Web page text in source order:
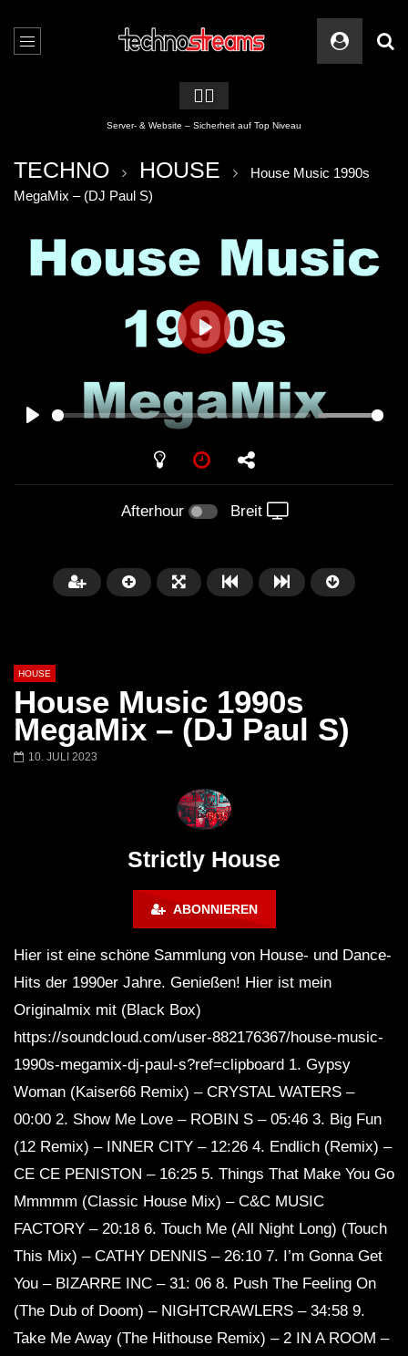
🏳️‍🌈
Server- & Website – Sicherheit auf Top Niveau
TECHNO HOUSE
House Music 1990s
MegaMix – (DJ Paul S)
PLAY
Afterhour Breit
Honey Dijon- Escenario Villa
Maravilla @ Tecate Pal Norte
HOUSE
House Music 1990s
MegaMix – (DJ Paul S)
10. JULI 2023
Strictly House
ABONNIEREN
Hier ist eine schöne Sammlung von House- und Dance-
Hits der 1990er Jahre. Genießen! Hier ist mein
Originalmix mit (Black Box)
https://soundcloud.com/user-882176367/house-music-
1990s-megamix-dj-paul-s?ref=clipboard 1. Gypsy
Woman (Kaiser66 Remix) – CRYSTAL WATERS –
00:00 2. Show Me Love – ROBIN S – 05:46 3. Big Fun
(12 Remix) – INNER CITY – 12:26 4. Endlich (Remix) –
CE CE PENISTON – 16:25 5. Things That Make You Go
Mmmmm (Classic House Mix) – C&C MUSIC
FACTORY – 20:18 6. Touch Me (All Night Long) (Touch
This Mix) – CATHY DENNIS – 26:10 7. I’m Gonna Get
You – BIZARRE INC – 31: 06 8. Push The Feeling On
(The Dub of Doom) – NIGHTCRAWLERS – 34:58 9.
Take Me Away (The Hithouse Remix) – 2 IN A ROOM –